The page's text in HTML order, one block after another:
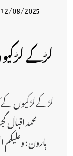
12/08/2025
لڑکے
لڑکے لڑکیوں کے
محمد اقبال
ہارون: وعلیکم